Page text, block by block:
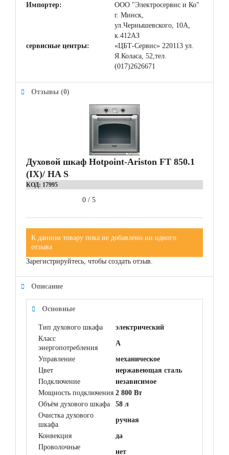
Импортер:
ООО "Электросервис и Ко"
г. Минск,
ул.Чернышевского, 10А,
к.412АЗ
сервисные центры:
«ЦБТ-Сервис» 220113 ул.
Я.Коласа, 52,тел.
(017)2626671
Отзывы (0)
Духовой шкаф Hotpoint-Ariston FT 850.1
(IX)/ HA S
КОД: 17995
0 / 5
К данном товару пока не добавлено ни одного
отзыва
Зарегистрируйтесь, чтобы создать отзыв.
Описание
Основные
Тип духового шкафа
электрический
Класс
энергопотребления
A
Управление
механическое
Цвет
нержавеющая сталь
Подключение
независимое
Мощность подключения 2 800 Вт
Объём духового шкафа
58 л
Очистка духового
шкафа
ручная
Конвекция
да
Проволочные
нет